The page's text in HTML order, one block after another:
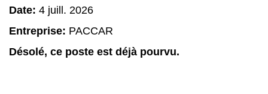
Date: 4 juill. 2026
Entreprise: PACCAR
Désolé, ce poste est déjà pourvu.